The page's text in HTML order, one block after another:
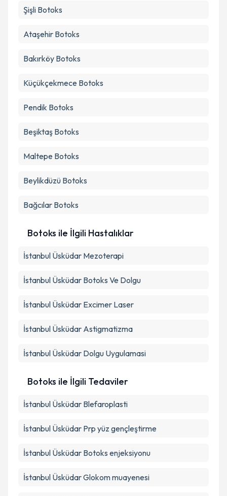
Şişli Botoks
Ataşehir Botoks
Bakırköy Botoks
Küçükçekmece Botoks
Pendik Botoks
Beşiktaş Botoks
Maltepe Botoks
Beylikdüzü Botoks
Bağcılar Botoks
Botoks ile İlgili Hastalıklar
İstanbul Üsküdar Mezoterapi
İstanbul Üsküdar Botoks Ve Dolgu
İstanbul Üsküdar Excimer Laser
İstanbul Üsküdar Astigmatizma
İstanbul Üsküdar Dolgu Uygulamasi
Botoks ile İlgili Tedaviler
İstanbul Üsküdar Blefaroplasti
İstanbul Üsküdar Prp yüz gençleştirme
İstanbul Üsküdar Botoks enjeksiyonu
İstanbul Üsküdar Glokom muayenesi